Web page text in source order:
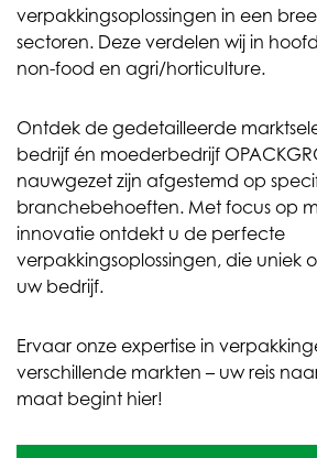
verpakkingsoplossingen in een
sectoren. Deze verdelen wij in
non-food en agri/horticulture.
Ontdek de gedetailleerde
bedrijf én moederbedrijf
nauwgezet zijn afgestemd op
branchebehoeften. Met focus op
innovatie ontdekt u de perfecte
verpakkingsoplossingen, die uniek
uw bedrijf.
Ervaar onze expertise in
verschillende markten – uw reis
maat begint hier!